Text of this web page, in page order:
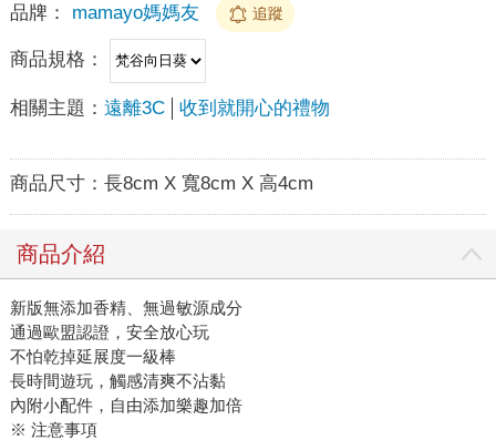
品牌： mamayo媽媽友 追蹤
商品規格：
相關主題： 遠離3C 收到就開心的禮物
商品尺寸： 長8cm X 寬8cm X 高4cm
商品介紹
新版無添加香精、無過敏源成分
通過歐盟認證，安全放心玩
不怕乾掉延展度一級棒
長時間遊玩，觸感清爽不沾黏
內附小配件，自由添加樂趣加倍
※ 注意事項